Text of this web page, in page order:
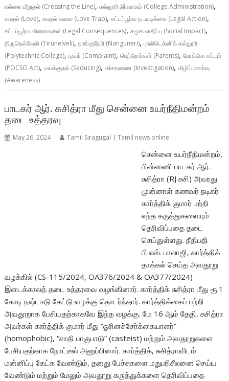
எல்லை மீறுதல் (Crossing the Line),கல்லூரி நிர்வாகம் (College Administration),
காதல் (Love),காதல் வலை (Love Trap),சட்டப்பூர்வ நடவடிக்கை (Legal Action),
சட்டப்பூர்வ விளைவுகள் (Legal Consequences),சமூக பாதிப்பு (Social Impact),
திருநெல்வேலி (Tirunelveli),நாங்குநேரி (Nanguneri),பாலிடெக்னிக் கல்லூரி
(Polytechnic College),புகார் (Complaint),பெற்றோர்கள் (Parents),போக்சோ சட்டம்
(POCSO Act),மயக்குதல் (Seducing),விசாரணை (Investigation),விழிப்புணர்வு
(Awareness)
பாடகர் ஆர். சுசித்ரா மீது சென்னை உயர்நீதிமன்றம்
தடை உத்தரவு
May 26, 2024 Tamil Siragugal | Tamil news online
சென்னை உயர்நீதிமன்றம்,
பின்னணி பாடகர் ஆர்.
சுசித்ரா (RJ சுசி) அவரது
முன்னாள் கணவர் நடிகர்
கார்த்திக் குமார் பற்றி
எந்த கருத்துகளையும்
தெரிவிப்பதை தடை
செய்துள்ளது. நீதிபதி
பி.எஸ். பாலாஜி, கார்த்திக்
தாக்கல் செய்த அவதூறு
வழக்கில் (CS-115/2024, OA376/2024 & OA377/2024)
இடைக்காலத் தடை உத்தரவை வழங்கினார். கார்த்திக் சுசித்ரா மீது ரூ.1
கோடி நஷ்டஈடு கேட்டு வழக்கு தொடர்ந்தார். கார்த்திக்கைப் பற்றி
அவதூறாக பேசியதற்காகவே இந்த வழக்கு. மே 16 ஆம் தேதி, சுசித்ரா
அவர்கள் கார்த்திக் குமார் மீது “ஓரினச்சேர்க்கையாளர்”
(homophobic), “சாதி பாகுபாடு” (casteist) மற்றும் அவதூறுகளை
பேசியதற்காக நோட்டீஸ் அனுப்பினார். கார்த்திக், சுசித்ராவிடம்
மன்னிப்பு கேட்க வேண்டும், தனது பேச்சுகளை மறுபரிசீலனை செய்ய
வேண்டும் மற்றும் மேலும் அவதூறு கருத்துக்களை தெரிவிப்பதை